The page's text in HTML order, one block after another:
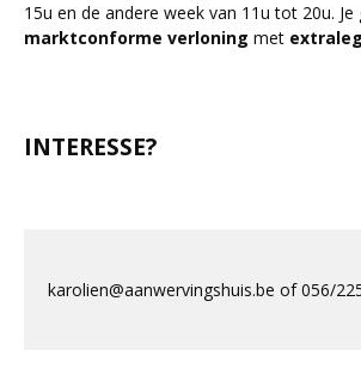
15u en de andere week van 11u tot 20u. Je
marktconforme verloning met
INTERESSE?
karolien@aanwervingshuis.be of 056/